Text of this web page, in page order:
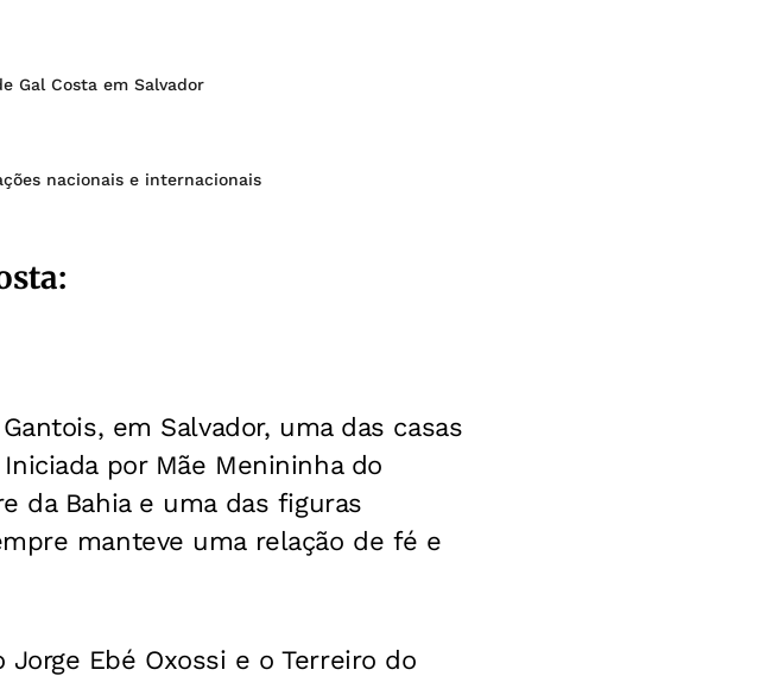
Gal Costa em Salvador
nacionais e internacionais
em Salvador, uma das casas
por Mãe Menininha do
da Bahia e uma das figuras
manteve uma relação de fé e
Jorge Ebé Oxossi e o Terreiro do